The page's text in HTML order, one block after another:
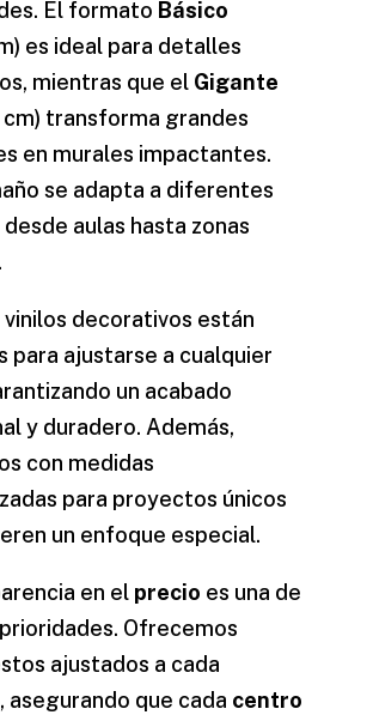
El formato Básico
es ideal para detalles
mientras que el Gigante
cm) transforma grandes
en murales impactantes.
se adapta a diferentes
aulas hasta zonas
vinilos decorativos están
para ajustarse a cualquier
un acabado
y duradero. Además,
con medidas
para proyectos únicos
un enfoque especial.
en el precio es una de
Ofrecemos
ajustados a cada
asegurando que cada centro